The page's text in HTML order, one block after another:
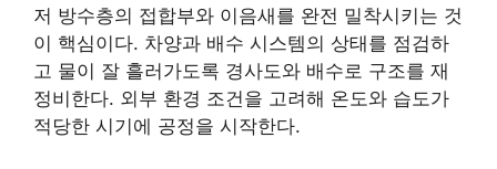
저 방수층의 접합부와 이음새를 완전 밀착시키는 것
이 핵심이다. 차양과 배수 시스템의 상태를 점검하
고 물이 잘 흘러가도록 경사도와 배수로 구조를 재
정비한다. 외부 환경 조건을 고려해 온도와 습도가
적당한 시기에 공정을 시작한다.